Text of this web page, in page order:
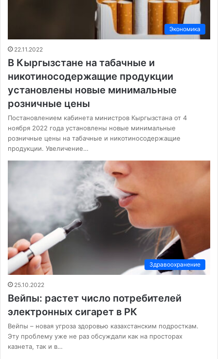
Экономика
22.11.2022
В Кыргызстане на табачные и
никотиносодержащие продукции
установлены новые минимальные
розничные цены
Постановлением кабинета министров Кыргызстана от 4
ноября 2022 года установлены новые минимальные
розничные цены на табачные и никотиносодержащие
продукции. Увеличение…
Здравоохранение
25.10.2022
Вейпы: растет число потребителей
электронных сигарет в РК
Вейпы – новая угроза здоровью казахстанским подросткам.
Эту проблему уже не раз обсуждали как на просторах
казнета, так и в…